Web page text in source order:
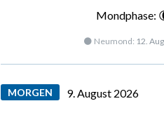
Mondphase:
🌑 Neumond: 12.
MORGEN 9. August 2026